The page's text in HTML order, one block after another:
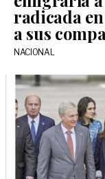
radicada
a sus
NACIONAL